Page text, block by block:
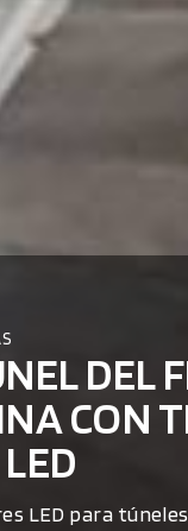
DEL
CON
LED para túneles